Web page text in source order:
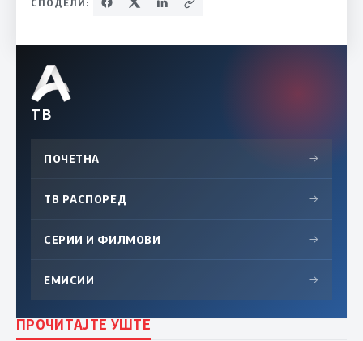
ТВ
ПОЧЕТНА →
ТВ РАСПОРЕД →
СЕРИИ И ФИЛМОВИ →
ЕМИСИИ →
ПРОЧИТАЈТЕ УШТЕ